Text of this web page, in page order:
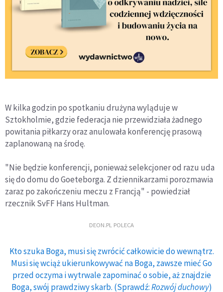
W kilka godzin po spotkaniu drużyna wyląduje w
Sztokholmie, gdzie federacja nie przewidziała żadnego
powitania piłkarzy oraz anulowała konferencję prasową
zaplanowaną na środę.
"Nie będzie konferencji, ponieważ selekcjoner od razu uda
się do domu do Goeteborga. Z dziennikarzami porozmawia
zaraz po zakończeniu meczu z Francją" - powiedział
rzecznik SvFF Hans Hultman.
DEON.PL POLECA
Kto szuka Boga, musi się zwrócić całkowicie do wewnątrz.
Musi się wciąż ukierunkowywać na Boga, zawsze mieć Go
przed oczyma i wytrwale zapominać o sobie, aż znajdzie
Boga, swój prawdziwy skarb. (Sprawdź:Rozwój duchowy)